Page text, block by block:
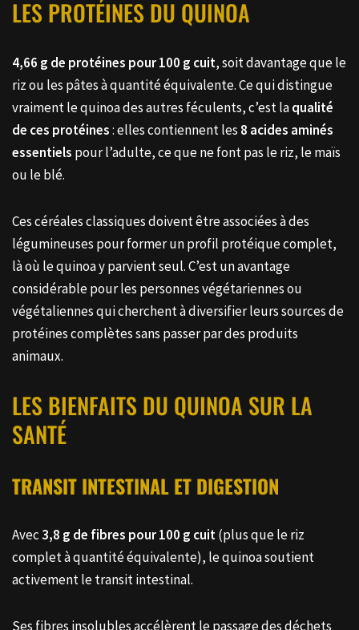
LES PROTÉINES DU QUINOA
4,66 g de protéines pour 100 g cuit, soit davantage que le
riz ou les pâtes à quantité équivalente. Ce qui distingue
vraiment le quinoa des autres féculents, c’est laqualité
de ces protéines: elles contiennent les 8 acides aminés
essentiels pour l’adulte, ce que ne font pas le riz, le maïs
ou le blé.
Ces céréales classiques doivent être associées à des
légumineuses pour former un profil protéique complet,
là où le quinoa y parvient seul. C’est un avantage
considérable pour les personnes végétariennes ou
végétaliennes qui cherchent à diversifier leurs sources de
protéines complètes sans passer par des produits
animaux.
LES BIENFAITS DU QUINOA SUR LA
SANTÉ
TRANSIT INTESTINAL ET DIGESTION
Avec3,8 g de fibres pour 100 g cuit(plus que le riz
complet à quantité équivalente), le quinoa soutient
activement le transit intestinal.
Ses fibres insolubles accélèrent le passage des déchets